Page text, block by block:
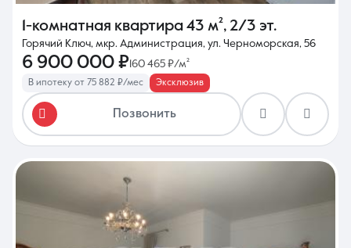
1-комнатная квартира 43 м², 2/3 эт.
Горячий Ключ, мкр. Администрация, ул. Черноморская, 56
6 900 000 ₽160 465 ₽/м²
В ипотеку от 75 882 ₽/мес Эксклюзив
Позвонить